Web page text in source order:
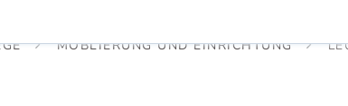
MÖBLIERUNG UND EINRICHTUNG